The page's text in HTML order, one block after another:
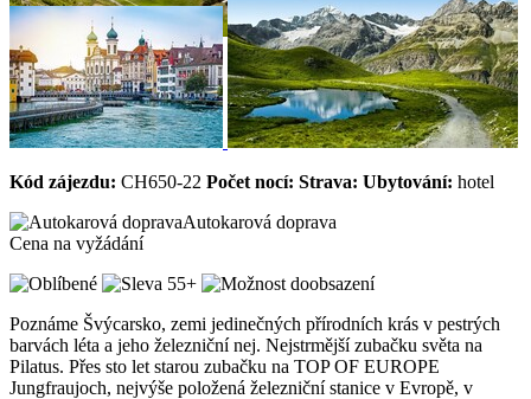
Kód zájezdu: CH650-22 Počet nocí: Strava: Ubytování: hotel
Autokarová doprava
Cena na vyžádání
Poznáme Švýcarsko, zemi jedinečných přírodních krás v pestrých
barvách léta a jeho železniční nej. Nejstrmější zubačku světa na
Pilatus. Přes sto let starou zubačku na TOP OF EUROPE
Jungfraujoch, nejvýše položená železniční stanice v Evropě, v